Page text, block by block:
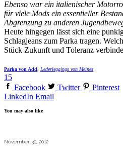
Ebenso war ein italienischer
für viele Mods ein essentieller
Abgrenzung zu anderen
Heute hingegen lässt sich eine
Schlagjeans zum Parka tragen.
Stück Zukunft und Toleranz
Parka von Add Lederleggings von Meines
15
Facebook
Twitter
Pinterest
LinkedIn Email
You may also like
November 30, 2012